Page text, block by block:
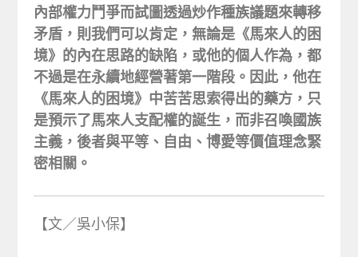
內部權力鬥爭而試圖透過炒作種族議題來轉移
矛盾，則我們可以肯定，無論是《馬來人的困
境》的內在思路的缺陷，或他的個人作為，都
不過是在永續地經營著第一階段。因此，他在
《馬來人的困境》中苦苦思索得出的藥方，只
是預示了馬來人支配權的誕生，而非召喚國族
主義，後者與平等、自由、博愛等價值理念緊
密相關。
【文／吳小保】